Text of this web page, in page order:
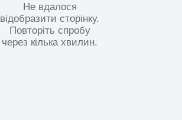
Не вдалося
відобразити сторінку.
Повторіть спробу
через кілька хвилин.